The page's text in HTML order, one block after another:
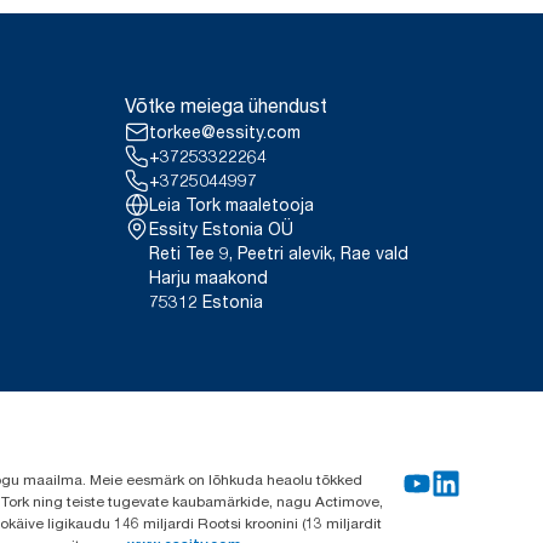
Võtke meiega ühendust
torkee@essity.com
+37253322264
+3725044997
Leia Tork maaletooja
Essity Estonia OÜ
Reti Tee 9, Peetri alevik, Rae vald
Harju maakond
75312 Estonia
maailma. Meie eesmärk on lõhkuda heaolu tõkked
ning teiste tugevate kaubamärkide, nagu Actimove,
ligikaudu 146 miljardi Rootsi kroonini (13 miljardit